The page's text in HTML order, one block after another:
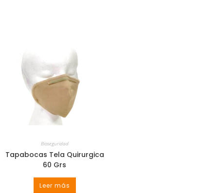
Bioseguridad
Tapabocas Tela Quirurgica
60 Grs
Leer más